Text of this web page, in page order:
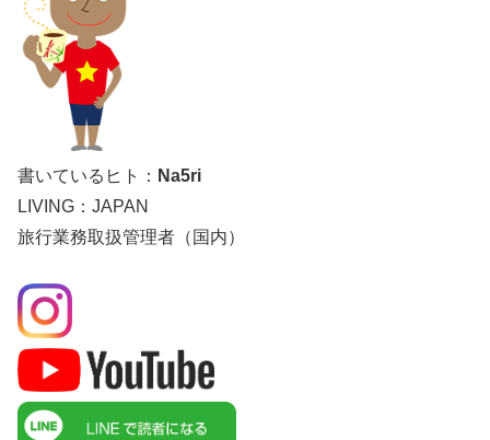
書いているヒト： Na5ri
LIVING：JAPAN
旅行業務取扱管理者（国内）